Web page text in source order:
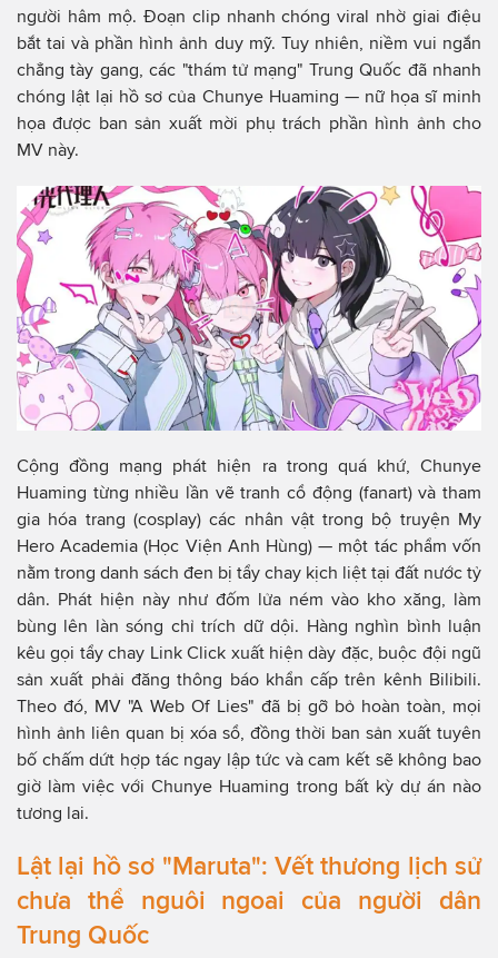
người hâm mộ. Đoạn clip nhanh chóng viral nhờ giai điệu
bắt tai và phần hình ảnh duy mỹ. Tuy nhiên, niềm vui ngắn
chẳng tày gang, các "thám tử mạng" Trung Quốc đã nhanh
chóng lật lại hồ sơ của Chunye Huaming — nữ họa sĩ minh
họa được ban sản xuất mời phụ trách phần hình ảnh cho
MV này.
Cộng đồng mạng phát hiện ra trong quá khứ, Chunye
Huaming từng nhiều lần vẽ tranh cổ động (fanart) và tham
gia hóa trang (cosplay) các nhân vật trong bộ truyện My
Hero Academia (Học Viện Anh Hùng) — một tác phẩm vốn
nằm trong danh sách đen bị tẩy chay kịch liệt tại đất nước tỷ
dân. Phát hiện này như đốm lửa ném vào kho xăng, làm
bùng lên làn sóng chỉ trích dữ dội. Hàng nghìn bình luận
kêu gọi tẩy chay Link Click xuất hiện dày đặc, buộc đội ngũ
sản xuất phải đăng thông báo khẩn cấp trên kênh Bilibili.
Theo đó, MV "A Web Of Lies" đã bị gỡ bỏ hoàn toàn, mọi
hình ảnh liên quan bị xóa sổ, đồng thời ban sản xuất tuyên
bố chấm dứt hợp tác ngay lập tức và cam kết sẽ không bao
giờ làm việc với Chunye Huaming trong bất kỳ dự án nào
tương lai.
Lật lại hồ sơ "Maruta": Vết thương lịch sử
chưa thể nguôi ngoai của người dân
Trung Quốc